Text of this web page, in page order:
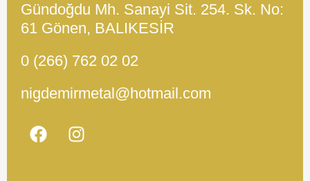
Gündoğdu Mh. Sanayi Sit. 254. Sk. No:
61 Gönen, BALIKESİR
0 (266) 762 02 02
nigdemirmetal@hotmail.com